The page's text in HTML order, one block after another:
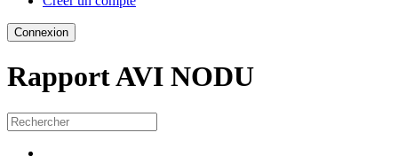
Rapport AVI NODU